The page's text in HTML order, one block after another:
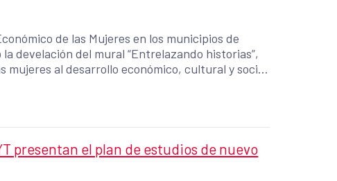
de las Mujeres en los municipios de
develación del mural “Entrelazando historias”,
mujeres al desarrollo económico, cultural y social
presentan el plan de estudios de nuevo